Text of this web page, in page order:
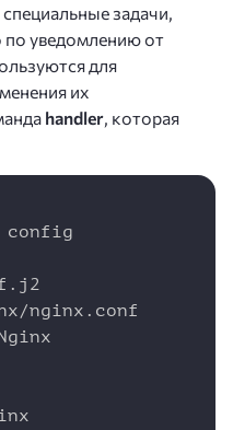
задачи,
по уведомлению от
для
их
handler , которая
config
nginx.conf